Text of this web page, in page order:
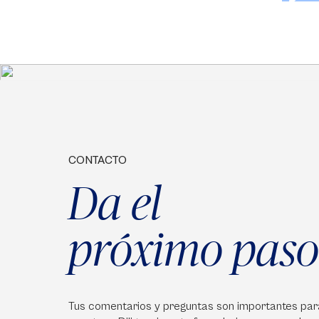
CONTACTO
Da el
próximo paso
Tus comentarios y preguntas son importantes